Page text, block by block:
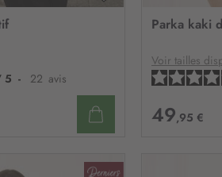
AJOUTER
D’ENVIE
5 - 22 avis
Parka kaki
Voir tailles
49,95 €